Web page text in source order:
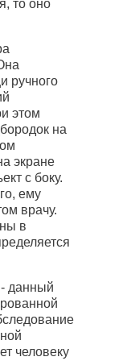
то оно
ручного
этом
на
экране
с боку.
ему
врачу.
в
данный
человеку